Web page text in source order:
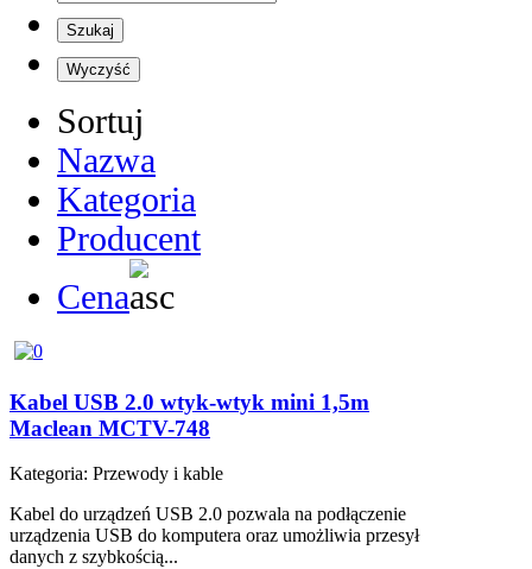
Sortuj
Nazwa
Kategoria
Producent
Cena
Kabel USB 2.0 wtyk-wtyk mini 1,5m
Maclean MCTV-748
Kategoria: Przewody i kable
Kabel do urządzeń USB 2.0 pozwala na podłączenie
urządzenia USB do komputera oraz umożliwia przesył
danych z szybkością...